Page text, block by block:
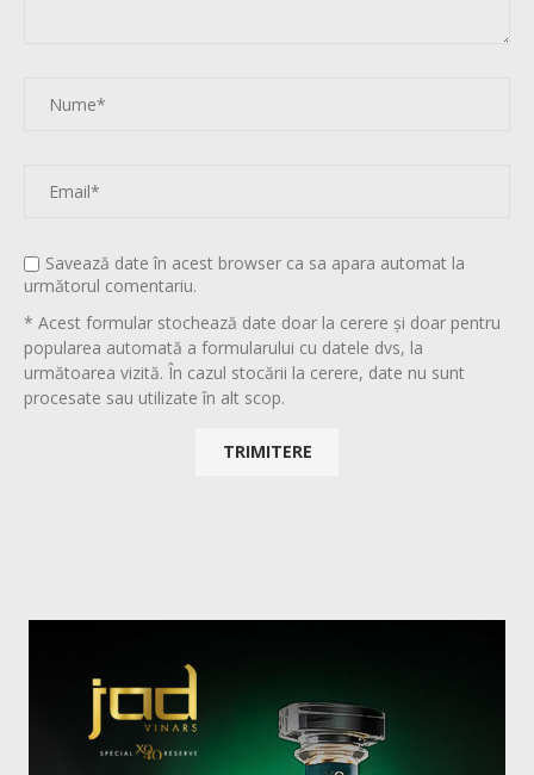
Savează date în acest browser ca sa apara automat la
următorul comentariu.
* Acest formular stochează date doar la cerere și doar pentru
popularea automată a formularului cu datele dvs, la
următoarea vizită. În cazul stocării la cerere, date nu sunt
procesate sau utilizate în alt scop.